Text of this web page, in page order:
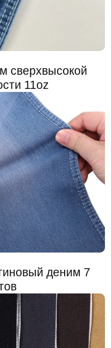
сверхвысокой
11oz
деним 7